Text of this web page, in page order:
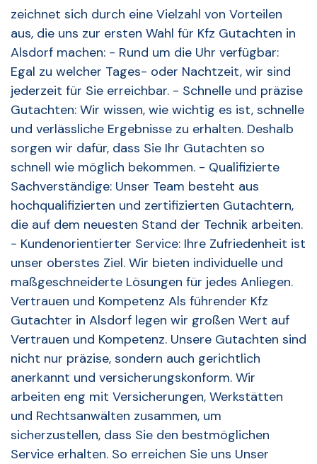
zeichnet sich durch eine Vielzahl von Vorteilen
aus, die uns zur ersten Wahl für Kfz Gutachten in
Alsdorf machen: - Rund um die Uhr verfügbar:
Egal zu welcher Tages- oder Nachtzeit, wir sind
jederzeit für Sie erreichbar. - Schnelle und präzise
Gutachten: Wir wissen, wie wichtig es ist, schnelle
und verlässliche Ergebnisse zu erhalten. Deshalb
sorgen wir dafür, dass Sie Ihr Gutachten so
schnell wie möglich bekommen. - Qualifizierte
Sachverständige: Unser Team besteht aus
hochqualifizierten und zertifizierten Gutachtern,
die auf dem neuesten Stand der Technik arbeiten.
- Kundenorientierter Service: Ihre Zufriedenheit ist
unser oberstes Ziel. Wir bieten individuelle und
maßgeschneiderte Lösungen für jedes Anliegen.
Vertrauen und Kompetenz Als führender Kfz
Gutachter in Alsdorf legen wir großen Wert auf
Vertrauen und Kompetenz. Unsere Gutachten sind
nicht nur präzise, sondern auch gerichtlich
anerkannt und versicherungskonform. Wir
arbeiten eng mit Versicherungen, Werkstätten
und Rechtsanwälten zusammen, um
sicherzustellen, dass Sie den bestmöglichen
Service erhalten. So erreichen Sie uns Unser